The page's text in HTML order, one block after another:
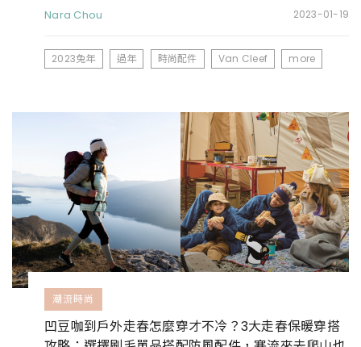
Nara Chou 2023-01-19
2023兔年 過年 時尚配件 Van Cleef more
潮流時尚
凹豆咖到戶外走春怎麼穿才不冷？3大走春保暖穿搭